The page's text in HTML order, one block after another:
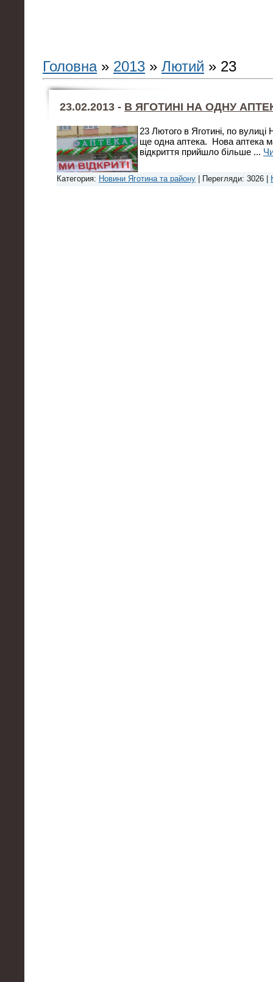
Головна» 2013 » Лютий » 23
23.02.2013 - В ЯГОТИНІ НА ОДНУ
23 Лютого в Яготині, по вулиці
ще одна аптека. Нова аптека
відкриття прийшло більше ...
Категория: Новини Яготина та району | Перегляди: 3026 |